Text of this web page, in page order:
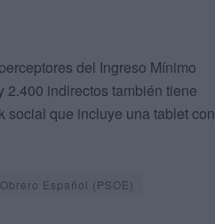
del Ingreso Mínimo
2.400 indirectos también tiene
social que incluye una tablet con
Español (PSOE)